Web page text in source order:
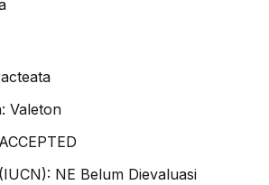
Valeton
ACCEPTED
NE Belum Dievaluasi